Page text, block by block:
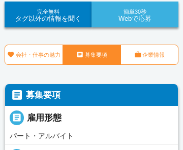
完全無料
タグ以外の情報を聞く
簡単30秒
Webで応募
 会社・仕事の魅力  募集要項 企業情報
 募集要項
 雇用形態
パート・アルバイト